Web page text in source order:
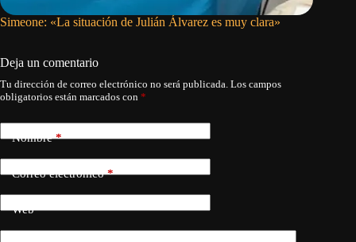
Simeone: «La situación de Julián Álvarez es muy clara»
Deja un comentario
Tu dirección de correo electrónico no será publicada. Los campos
obligatorios están marcados con *
Nombre*
Correo electrónico*
Web